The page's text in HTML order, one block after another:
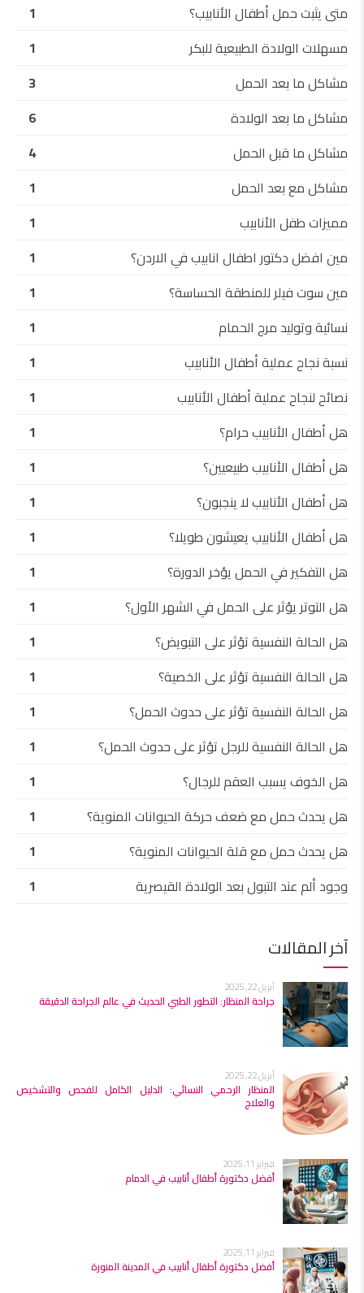
متى يثبت حمل أطفال الأنابيب؟
1
مسهلات الولادة الطبيعية للبكر
1
مشاكل ما بعد الحمل
3
مشاكل ما بعد الولادة
6
مشاكل ما قبل الحمل
4
مشاكل مع بعد الحمل
1
مميزات طفل الأنابيب
1
مين افضل دكتور اطفال انابيب في الاردن؟
1
مين سوت فيلر للمنطقة الحساسة؟
1
نسائية وتوليد مرج الحمام
1
نسبة نجاح عملية أطفال الأنابيب
1
نصائح لنجاح عملية أطفال الأنابيب
1
هل أطفال الأنابيب حرام؟
1
هل أطفال الأنابيب طبيعيين؟
1
هل أطفال الأنابيب لا ينجبون؟
1
هل أطفال الأنابيب يعيشون طويلا؟
1
هل التفكير في الحمل يؤخر الدورة؟
1
هل التوتر يؤثر على الحمل في الشهر الأول؟
1
هل الحالة النفسية تؤثر على التبويض؟
1
هل الحالة النفسية تؤثر على الخصية؟
1
هل الحالة النفسية تؤثر على حدوث الحمل؟
1
هل الحالة النفسية للرجل تؤثر على حدوث الحمل؟
1
هل الخوف يسبب العقم للرجال؟
1
هل يحدث حمل مع ضعف حركة الحيوانات المنوية؟
1
هل يحدث حمل مع قلة الحيوانات المنوية؟
1
وجود ألم عند التبول بعد الولادة القيصرية
1
آخر المقالات
أبريل 22, 2025
جراحة المنظار: التطور الطبي الحديث في عالم الجراحة الدقيقة
أبريل 22, 2025
المنظار الرحمي النسائي: الدليل الكامل للفحص والتشخيص
والعلاج
فبراير 11, 2025
أفضل دكتورة أطفال أنابيب في الدمام
فبراير 11, 2025
أفضل دكتورة أطفال أنابيب في المدينة المنورة